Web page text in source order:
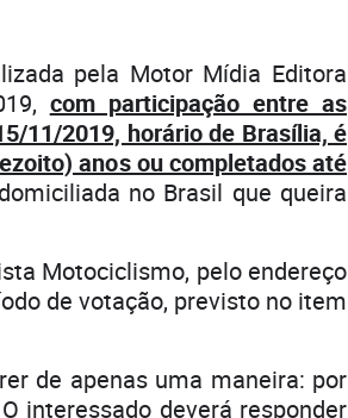
pela Motor Mídia Editora
com participação entre as
11/2019, horário de Brasília, é
anos ou completados até
no Brasil que queira
Motociclismo, pelo endereço
de votação, previsto no item
de apenas uma maneira: por
interessado deverá responder